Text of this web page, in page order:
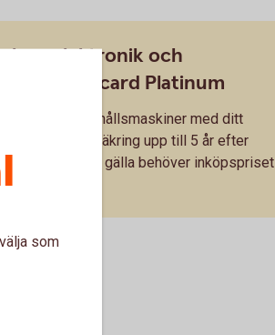
hemelektronik och
– Mastercard Platinum
och hushållsmaskiner med ditt
du allriskförsäkring upp till 5 år efter
ska gälla behöver inköpspriset
som